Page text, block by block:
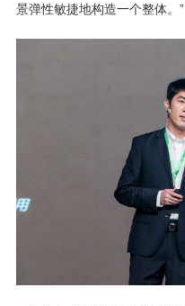
景弹性敏捷地构造一个整体。”